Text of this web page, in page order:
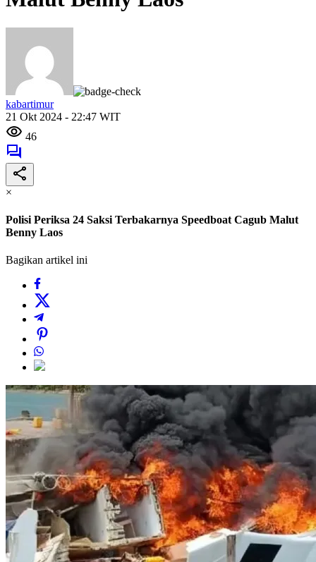
kabartimur
21 Okt 2024 - 22:47 WIT
46
×
Polisi Periksa 24 Saksi Terbakarnya Speedboat Cagub Malut
Benny Laos
Bagikan artikel ini